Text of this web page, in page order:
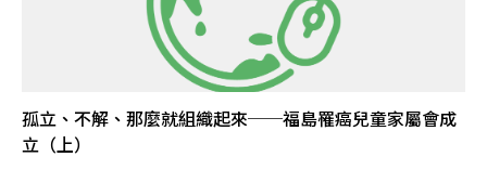
孤立、不解、那麼就組織起來──福島罹癌兒童家屬會成
立（上）